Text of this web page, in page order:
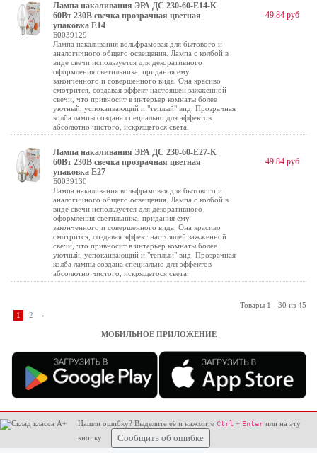
Лампа накаливания ЭРА ДС 230-60-E14-К
60Вт 230В свечка прозрачная цветная
упаковка E14
Б0039129
Лампа накаливания вольфрамовая для бытового и
аналогичного общего освещения. Лампа с колбой в
виде свечи используется для декоративного
оформления светильника, придания ему
законченного и совершенного вида. Она красиво
смотрится, создавая эффект настоящей зажженной
свечи, что привносит в интерьер комнаты более
уютный, успокаивающий и "теплый" вид. Прозрачная
колба лампы создана специально для эффектов
абсолютно чистого, искрящегося света.
49.84 руб
Лампа накаливания ЭРА ДС 230-60-E27-К
60Вт 230В свечка прозрачная цветная
упаковка E27
Б0039130
Лампа накаливания вольфрамовая для бытового и
аналогичного общего освещения. Лампа с колбой в
виде свечи используется для декоративного
оформления светильника, придания ему
законченного и совершенного вида. Она красиво
смотрится, создавая эффект настоящей зажженной
свечи, что привносит в интерьер комнаты более
уютный, успокаивающий и "теплый" вид. Прозрачная
колба лампы создана специально для эффектов
абсолютно чистого, искрящегося света.
49.84 руб
Товары 1 - 30 из 45
1
2 ›
МОБИЛЬНОЕ ПРИЛОЖЕНИЕ
Нашли ошибку? Выделите её и нажмите Ctrl + Enter или на эту
кнопку
Сообщить об ошибке